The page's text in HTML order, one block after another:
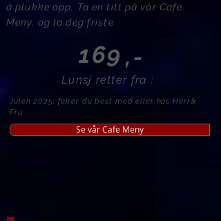
å plukke opp. Ta en titt på vår Cafe
Meny, og la deg friste
169 ,-
Lunsj retter fra :
Julen 2025, feirer du best med eller hos Herr&
Fru
Se vår Cafe Meny